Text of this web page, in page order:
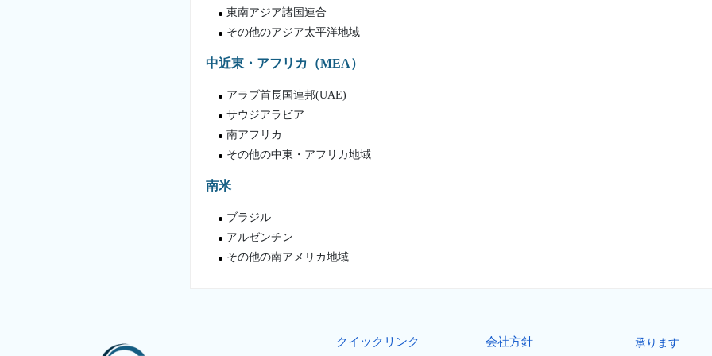
東南アジア諸国連合
その他のアジア太平洋地域
中近東・アフリカ（MEA）
アラブ首長国連邦(UAE)
サウジアラビア
南アフリカ
その他の中東・アフリカ地域
南米
ブラジル
アルゼンチン
その他の南アメリカ地域
クイックリンク 会社方針 承ります